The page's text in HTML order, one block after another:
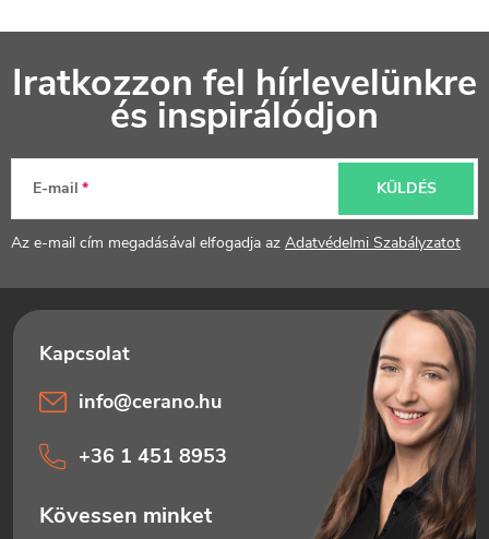
á
é
Iratkozzon fel hírlevelünkre
és inspirálódjon
E-mail
Az e-mail cím megadásával elfogadja az Adatvédelmi Szabályzatot
KÜLDÉS
info@cerano.hu
+36 1 451 8953